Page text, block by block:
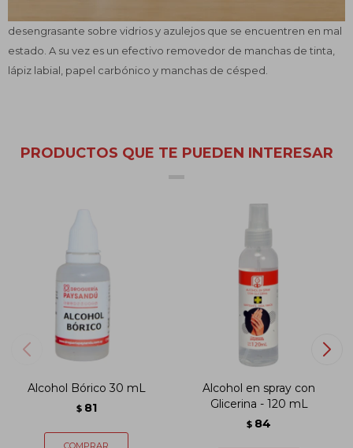
desengrasante sobre vidrios y azulejos que se encuentren en mal
estado. A su vez es un efectivo removedor de manchas de tinta,
lápiz labial, papel carbónico y manchas de césped.
PRODUCTOS QUE TE PUEDEN INTERESAR
Alcohol Bórico 30 mL
$ 81
Alcohol en spray con
Glicerina - 120 mL
$ 84